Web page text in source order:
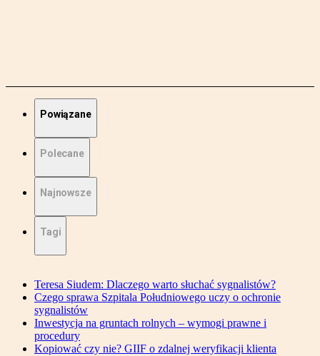
Powiązane
Polecane
Najnowsze
Tagi
Teresa Siudem: Dlaczego warto słuchać sygnalistów?
Czego sprawa Szpitala Południowego uczy o ochronie
sygnalistów
Inwestycja na gruntach rolnych – wymogi prawne i
procedury
Kopiować czy nie? GIIF o zdalnej weryfikacji klienta